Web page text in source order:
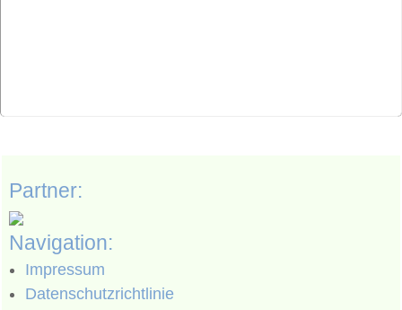
Partner:
Navigation:
Impressum
Datenschutzrichtlinie